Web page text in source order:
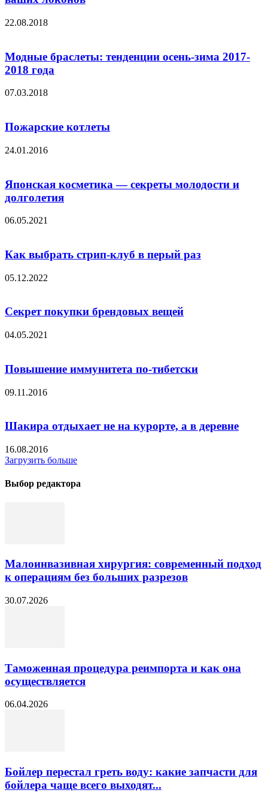
22.08.2018
Модные браслеты: тенденции осень-зима 2017-
2018 года
07.03.2018
Пожарские котлеты
24.01.2016
Японская косметика — секреты молодости и
долголетия
06.05.2021
Как выбрать стрип-клуб в перый раз
05.12.2022
Секрет покупки брендовых вещей
04.05.2021
Повышение иммунитета по-тибетски
09.11.2016
Шакира отдыхает не на курорте, а в деревне
16.08.2016
Загрузить больше
Выбор редактора
Малоинвазивная хирургия: современный подход
к операциям без больших разрезов
30.07.2026
Таможенная процедура реимпорта и как она
осуществляется
06.04.2026
Бойлер перестал греть воду: какие запчасти для
бойлера чаще всего выходят...